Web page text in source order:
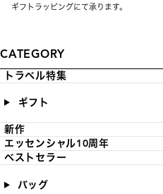
ギフトラッピングにて承ります。
CATEGORY
トラベル特集
ギフト
新作
エッセンシャル10周年
ベストセラー
バッグ